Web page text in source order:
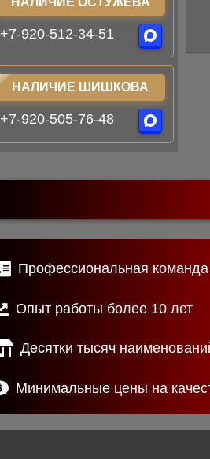
+7-920-512-34-51
НАЛИЧИЕ ШИШКОВА
+7-920-505-76-48
Профессиональная команда
Опыт работы более 10 лет
Десятки тысяч
Минимальные цены на